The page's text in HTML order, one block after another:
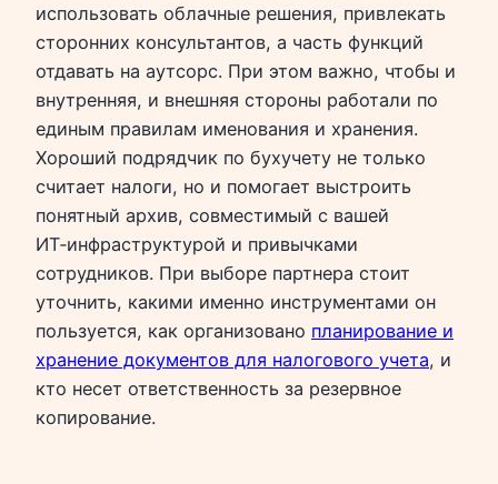
использовать облачные решения, привлекать
сторонних консультантов, а часть функций
отдавать на аутсорс. При этом важно, чтобы и
внутренняя, и внешняя стороны работали по
единым правилам именования и хранения.
Хороший подрядчик по бухучету не только
считает налоги, но и помогает выстроить
понятный архив, совместимый с вашей
ИТ‑инфраструктурой и привычками
сотрудников. При выборе партнера стоит
уточнить, какими именно инструментами он
пользуется, как организовано планирование и
хранение документов для налогового учета, и
кто несет ответственность за резервное
копирование.